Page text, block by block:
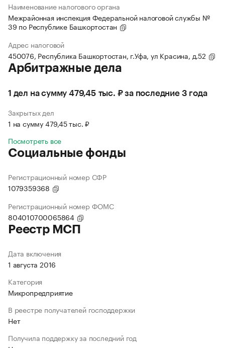
Наименование налогового органа
Межрайонная инспекция Федеральной налоговой службы №
39 по Республике Башкортостан
Адрес налоговой
450076, Республика Башкортостан, г.Уфа, ул Красина, д.52
Арбитражные дела
1 дел на сумму 479,45 тыс. ₽ за последние 3 года
Закрытых дел
1 на сумму 479,45 тыс. ₽
Посмотреть все
Социальные фонды
Регистрационный номер СФР
1079359368
Регистрационный номер ФОМС
804010700065864
Реестр МСП
Дата включения
1 августа 2016
Категория
Микропредприятие
В реестре получателей господдержки
Нет
Получила поддержку за последний год